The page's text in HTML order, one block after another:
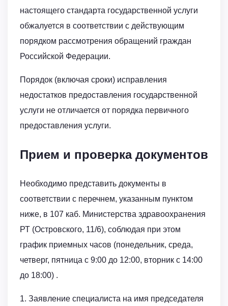
настоящего стандарта государственной услуги
обжалуется в соответствии с действующим
порядком рассмотрения обращений граждан
Российской Федерации.
Порядок (включая сроки) исправления
недостатков предоставления государственной
услуги не отличается от порядка первичного
предоставления услуги.
Прием и проверка документов
Необходимо представить документы в
соответствии с перечнем, указанным пунктом
ниже, в 107 каб. Министерства здравоохранения
РТ (Островского, 11/6), соблюдая при этом
график приемных часов (понедельник, среда,
четверг, пятница с 9:00 до 12:00, вторник с 14:00
до 18:00) .
1. Заявление специалиста на имя председателя